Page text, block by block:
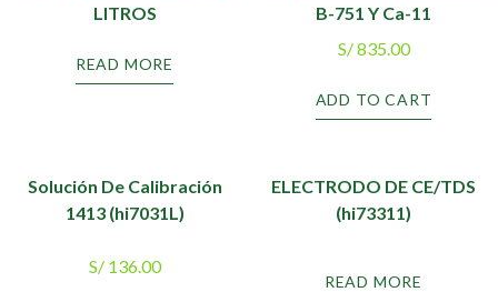
LITROS
READ MORE
B-751 Y Ca-11
S/835.00
ADD TO CART
Solución De Calibración
1413 (hi7031L)
S/136.00
ELECTRODO DE CE/TDS
(hi73311)
READ MORE